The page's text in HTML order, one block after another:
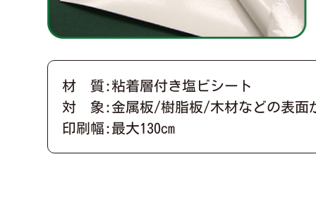
材 質:粘着層付き塩ビシート
対 象:金属板/樹脂板/木材などの表面
印刷幅:最大130cm